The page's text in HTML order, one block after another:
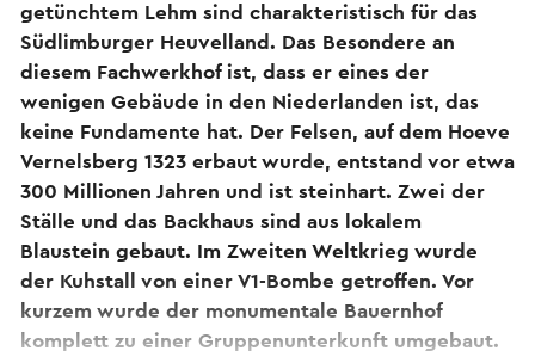
getünchtem Lehm sind charakteristisch für das
Südlimburger Heuvelland. Das Besondere an
diesem Fachwerkhof ist, dass er eines der
wenigen Gebäude in den Niederlanden ist, das
keine Fundamente hat. Der Felsen, auf dem Hoeve
Vernelsberg 1323 erbaut wurde, entstand vor etwa
300 Millionen Jahren und ist steinhart. Zwei der
Ställe und das Backhaus sind aus lokalem
Blaustein gebaut. Im Zweiten Weltkrieg wurde
der Kuhstall von einer V1-Bombe getroffen. Vor
kurzem wurde der monumentale Bauernhof
komplett zu einer Gruppenunterkunft umgebaut.